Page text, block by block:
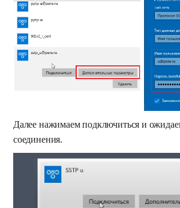
Далее нажимаем подключиться и
соединения.